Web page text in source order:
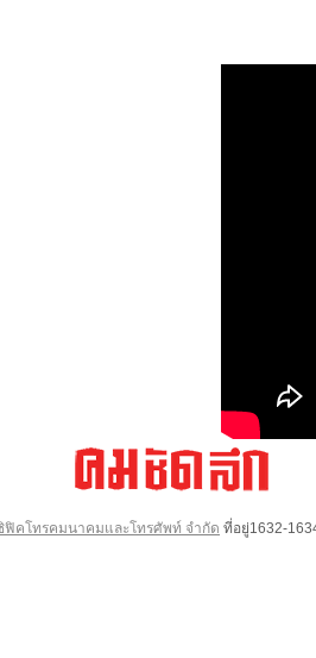
คโทรคมนาคมและโทรศัพท์ จำกัด ที่อยู่1632-